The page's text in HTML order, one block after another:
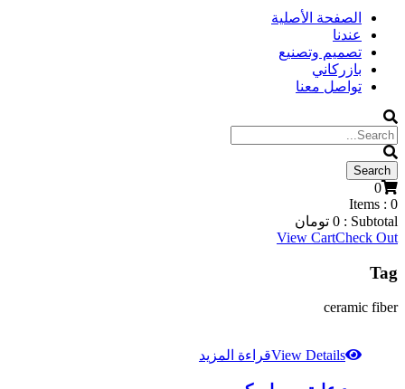
الصفحة الأصلية
عندنا
تصميم وتصنيع
بازركاني
تواصل معنا
0
Items : 0
Subtotal :
0 تومان
View CartCheck Out
Tag
ceramic fiber
View Detailsقراءة المزيد